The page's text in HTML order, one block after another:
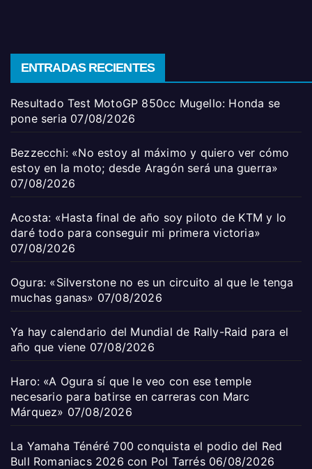
ENTRADAS RECIENTES
Resultado Test MotoGP 850cc Mugello: Honda se
pone seria 07/08/2026
Bezzecchi: «No estoy al máximo y quiero ver cómo
estoy en la moto; desde Aragón será una guerra»
07/08/2026
Acosta: «Hasta final de año soy piloto de KTM y lo
daré todo para conseguir mi primera victoria»
07/08/2026
Ogura: «Silverstone no es un circuito al que le tenga
muchas ganas» 07/08/2026
Ya hay calendario del Mundial de Rally-Raid para el
año que viene 07/08/2026
Haro: «A Ogura sí que le veo con ese temple
necesario para batirse en carreras con Marc
Márquez» 07/08/2026
La Yamaha Ténéré 700 conquista el podio del Red
Bull Romaniacs 2026 con Pol Tarrés 06/08/2026